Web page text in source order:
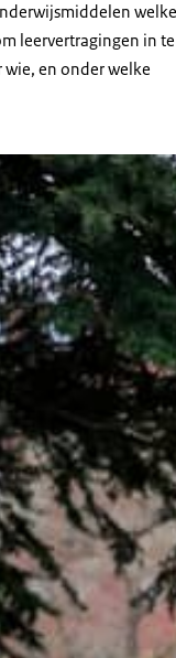
welke
leervertragingen in
en onder welke